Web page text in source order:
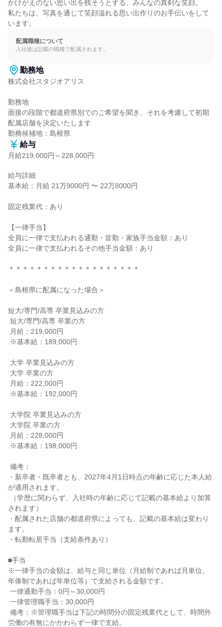
かけがえのない思い出を残そうとする、みんなの真剣な笑顔。
私たちは、写真を通じて笑顔溢れる思い出作りのお手伝いをして
います。
配属職種について
入社後は記載の職種で配属されます。
勤務地
株式会社スタジオアリス
勤務地
面接の段階で都道府県別でのご希望を聞き、それを考慮して初期
配属店舗を決定いたします
勤務候補地：島根県
給与
月給219,000円～228,000円
給与詳細
基本給：月給 21万9000円 〜 22万8000円
固定残業代：あり
【一律手当】
全員に一律で支払われる通勤・皆勤・家族手当金額：あり
全員に一律で支払われるその他手当金額：あり
＊＊＊＊＊＊＊＊＊＊＊＊＊＊＊＊＊＊＊
＜島根県に配属になった場合＞
短大/専門/高専 卒業見込みの方
・新卒者・既卒者とも、2027年4月1日時点の年齢に応じた本人給
が適用されます。
されます）
・配属された店舗の都道府県によっても、記載の基本給は変わり
ます。
・転勤転居手当（支給条件あり）
■手当
※一律手当の金額は、給与と同じ単位（月給制であれば月単位、
年俸制であれば年単位等）で支給される金額です。
労働の有無にかかわらず一律で支給。